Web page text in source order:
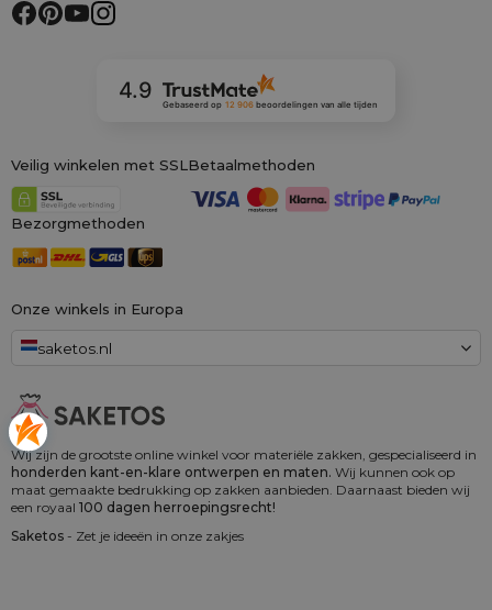
Wij zijn de grootste online winkel voor materiële zakken, gespecialiseerd in
honderden kant-en-klare ontwerpen en maten. Wij kunnen ook op
maat gemaakte bedrukking op zakken aanbieden. Daarnaast bieden wij
een royaal 100 dagen herroepingsrecht!
Saketos - Zet je ideeën in onze zakjes
Onze winkels in Europa
saketos.nl
4.9
Gebaseerd op 12 906 beoordelingenvan alle tijden
Veilig winkelen met SSLBetaalmethoden
Bezorgmethoden